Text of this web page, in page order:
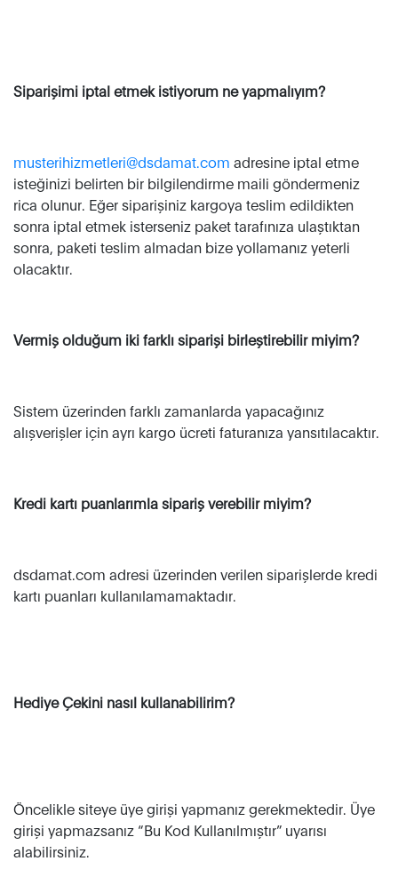
Siparişimi iptal etmek istiyorum ne yapmalıyım?
musterihizmetleri@dsdamat.com adresine iptal etme
isteğinizi belirten bir bilgilendirme maili göndermeniz
rica olunur. Eğer siparişiniz kargoya teslim edildikten
sonra iptal etmek isterseniz paket tarafınıza ulaştıktan
sonra, paketi teslim almadan bize yollamanız yeterli
olacaktır.
Vermiş olduğum iki farklı siparişi birleştirebilir miyim?
Sistem üzerinden farklı zamanlarda yapacağınız
alışverişler için ayrı kargo ücreti faturanıza yansıtılacaktır.
Kredi kartı puanlarımla sipariş verebilir miyim?
dsdamat.com adresi üzerinden verilen siparişlerde kredi
kartı puanları kullanılamamaktadır.
Hediye Çekini nasıl kullanabilirim?
Öncelikle siteye üye girişi yapmanız gerekmektedir. Üye
girişi yapmazsanız “Bu Kod Kullanılmıştır” uyarısı
alabilirsiniz.